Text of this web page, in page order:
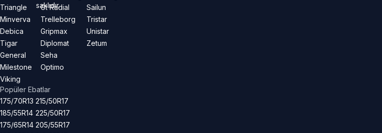
Triangle
Minverva
Debica
Tigar
General
Milestone
Viking
Gt Radial
Trelleborg
Gripmax
Diplomat
Seha
Optimo
Sailun
Tristar
Unistar
Zetum
Popüler Ebatlar
175/70R13
185/55R14
175/65R14
215/50R17
225/50R17
205/55R17
saklıdır.